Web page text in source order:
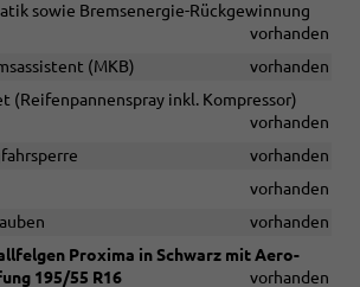
sowie Bremsenergie-Rückgewinnung
vorhanden
(MKB)
vorhanden
(Reifenpannenspray inkl. Kompressor)
vorhanden
vorhanden
vorhanden
vorhanden
Proxima in Schwarz mit Aero-
195/55 R16
vorhanden